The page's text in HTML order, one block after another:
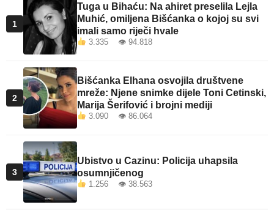
1
Tuga u Bihaću: Na ahiret preselila Lejla
Muhić, omiljena Bišćanka o kojoj su svi
imali samo riječi hvale
3.335 👁 94.818
2
Bišćanka Elhana osvojila društvene
mreže: Njene snimke dijele Toni Cetinski,
Marija Šerifović i brojni mediji
3.090 👁 86.064
3
Ubistvo u Cazinu: Policija uhapsila
osumnjičenog
1.256 👁 38.563